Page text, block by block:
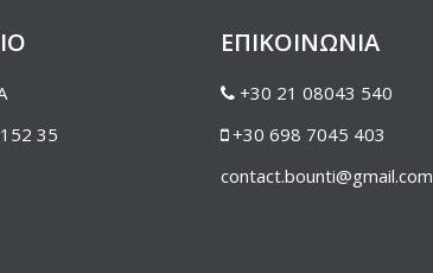
35
ΕΠΙΚΟΙΝΩΝΙΑ
+30 21 08043 540
+30 698 7045 403
contact.bounti@gmail.com